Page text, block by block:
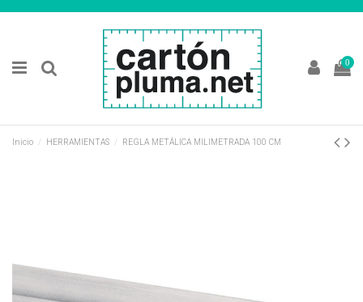
0
Inicio HERRAMIENTAS REGLA METÁLICA MILIMETRADA 100 CM